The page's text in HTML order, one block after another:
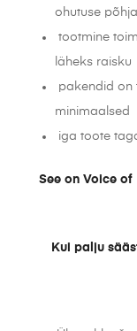
ohutuse põhjal
tootmine
läheks raisku
pakendid on
minimaalsed
iga toote
See on Voice
Kui palju